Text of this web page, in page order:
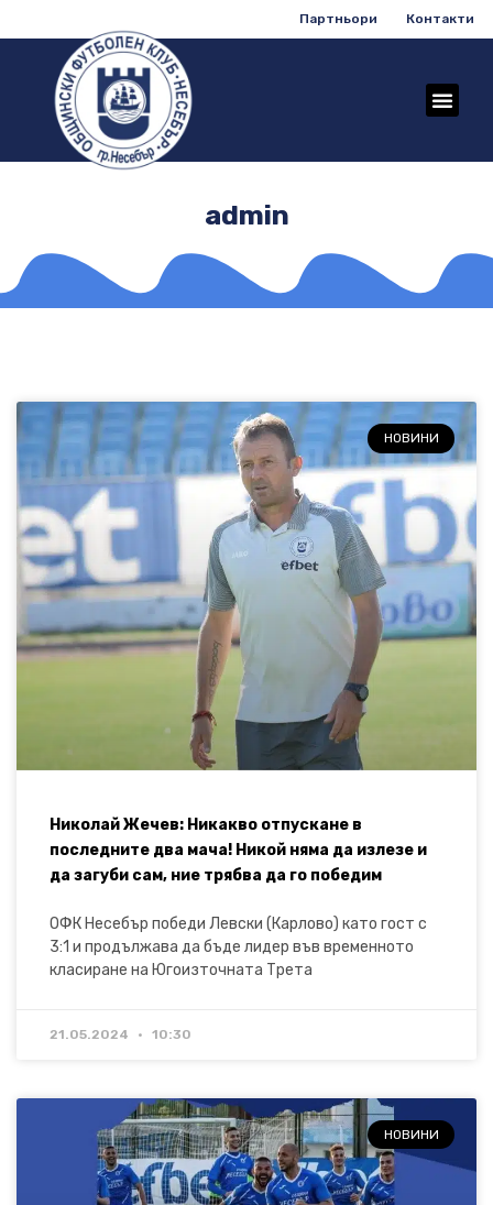
Партньори Контакти
admin
НОВИНИ
Николай Жечев: Никакво отпускане в
последните два мача! Никой няма да излезе и
да загуби сам, ние трябва да го победим
ОФК Несебър победи Левски (Карлово) като гост с
3:1 и продължава да бъде лидер във временното
класиране на Югоизточната Трета
21.05.2024 10:30
НОВИНИ